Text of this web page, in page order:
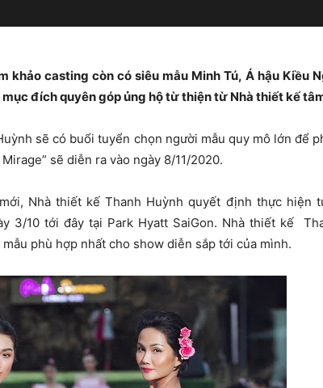
khảo casting còn có siêu mẫu Minh Tú, Á hậu Kiều
đích quyên góp ủng hộ từ thiện từ Nhà thiết kế
sẽ có buổi tuyển chọn người mẫu quy mô lớn để
sẽ diễn ra vào ngày 8/11/2020.
Nhà thiết kế Thanh Huỳnh quyết định thực hiện
3/10 tới đây tại Park Hyatt SaiGon. Nhà thiết kế
phù hợp nhất cho show diễn sắp tới của mình.